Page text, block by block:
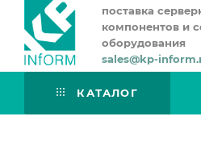
поставка
компонентов и
оборудования
sales@kp-
КАТАЛОГ